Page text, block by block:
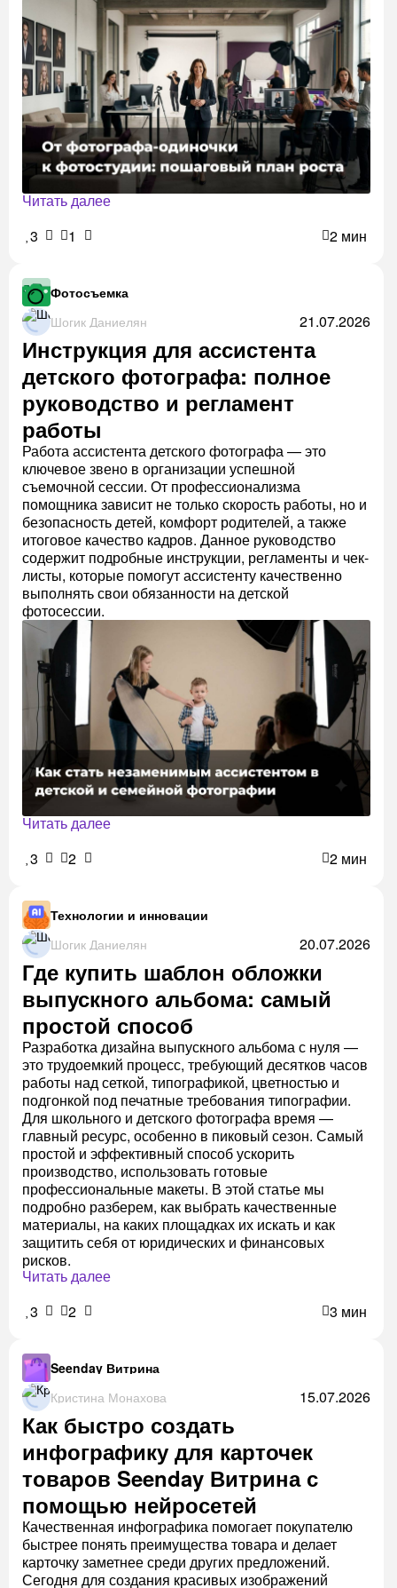
Читать далее
3
1 2 мин
Фотосъемка
Шогик Даниелян
21.07.2026
Инструкция для ассистента
детского фотографа: полное
руководство и регламент
работы
Работа ассистента детского фотографа — это
ключевое звено в организации успешной
съемочной сессии. От профессионализма
помощника зависит не только скорость работы, но и
безопасность детей, комфорт родителей, а также
итоговое качество кадров. Данное руководство
содержит подробные инструкции, регламенты и чек-
листы, которые помогут ассистенту качественно
выполнять свои обязанности на детской
фотосессии.
Читать далее
3
2 2 мин
Технологии и инновации
Шогик Даниелян
20.07.2026
Где купить шаблон обложки
выпускного альбома: самый
простой способ
Разработка дизайна выпускного альбома с нуля —
это трудоемкий процесс, требующий десятков часов
работы над сеткой, типографикой, цветностью и
подгонкой под печатные требования типографии.
Для школьного и детского фотографа время —
главный ресурс, особенно в пиковый сезон. Самый
простой и эффективный способ ускорить
производство, использовать готовые
профессиональные макеты. В этой статье мы
подробно разберем, как выбрать качественные
материалы, на каких площадках их искать и как
защитить себя от юридических и финансовых
рисков.
Читать далее
3
2 3 мин
Seenday Витрина
Кристина Монахова
15.07.2026
Как быстро создать
инфографику для карточек
товаров Seenday Витрина с
помощью нейросетей
Качественная инфографика помогает покупателю
быстрее понять преимущества товара и делает
карточку заметнее среди других предложений.
Сегодня для создания красивых изображений